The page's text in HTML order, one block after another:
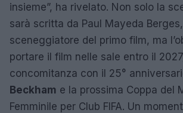
insieme”, ha rivelato. Non solo la
sarà scritta da Paul Mayeda
sceneggiatore del primo film, ma
portare il film nelle sale entro il
concomitanza con il 25°
Beckham e la prossima Coppa del
Femminile per Club FIFA. Un